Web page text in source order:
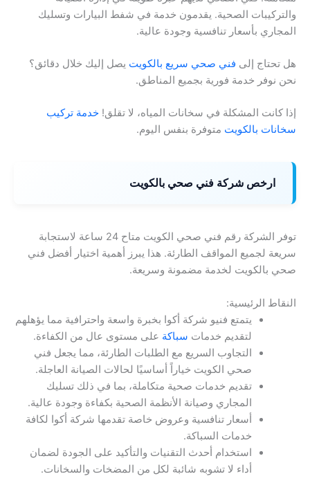
والتركيبات الصحية. يقدمون خدمة في شفط البيارات وتسليك
المجاري بأسعار تنافسية وجودة عالية.
هل تحتاج إلى فني صحي سريع بالكويت يصل إليك خلال دقائق؟
نحن نوفر خدمة فورية بجميع المناطق.
إذا كانت المشكلة في سخانات المياه، لا تقلق! خدمة تركيب
سخانات بالكويت متوفرة بنفس اليوم.
ارخص شركة فني صحي بالكويت
توفر الشركة رقم فني صحي الكويت متاح 24 ساعة لاستجابة
سريعة لجميع المواقف الطارئة. هذا يبرز أهمية اختيار أفضل فني
صحي بالكويت لخدمة مضمونة وسريعة.
النقاط الرئيسية:
يتمتع فنيو شركة أكوا بخبرة واسعة واحترافية مما يؤهلهم
لتقديم خدمات سباكة على مستوى عال من الكفاءة.
التجاوب السريع مع الطلبات الطارئة، مما يجعل فني
صحي الكويت خياراً أساسيًا لحالات الصيانة العاجلة.
تقديم خدمات صحية متكاملة، بما في ذلك تسليك
المجاري وصيانة الأنظمة الصحية بكفاءة وجودة عالية.
أسعار تنافسية وعروض خاصة تقدمها شركة أكوا لكافة
خدمات السباكة.
استخدام أحدث التقنيات والتأكيد على الجودة لضمان
أداء لا تشوبه شائبة لكل من المضخات والسخانات.